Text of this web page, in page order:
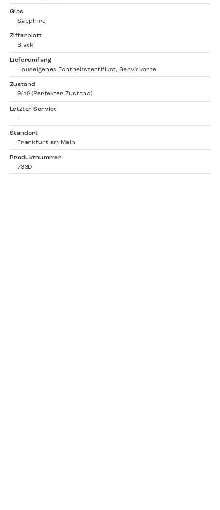
Glas
Sapphire
Zifferblatt
Black
Lieferumfang
Hauseigenes Echtheitszertifikat, Servickarte
Zustand
9/10 (Perfekter Zustand)
Letzter Service
-
Standort
Frankfurt am Main
Produktnummer
733D